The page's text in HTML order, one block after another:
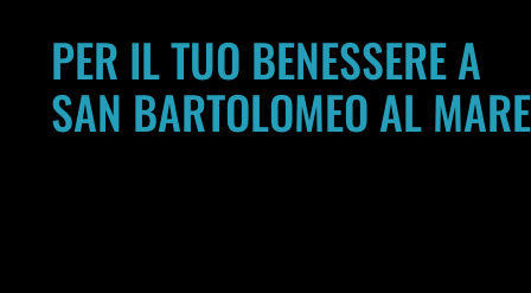
PER IL TUO BENESSERE A
SAN BARTOLOMEO AL MARE